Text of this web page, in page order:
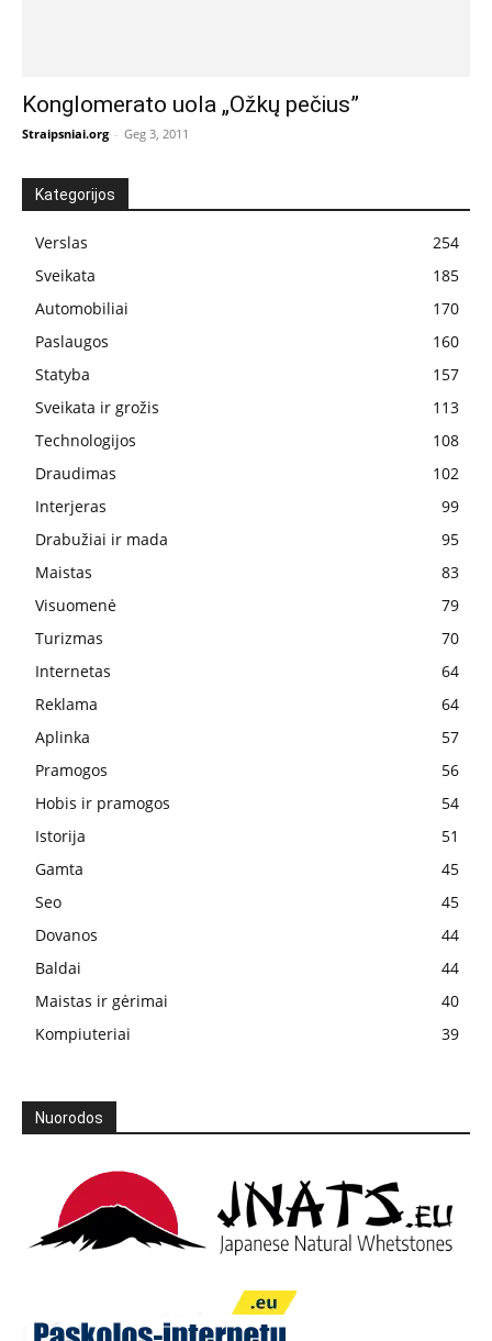
Konglomerato uola „Ožkų pečius”
Straipsniai.org - Geg 3, 2011
Kategorijos
Verslas
254
Sveikata
185
Automobiliai
170
Paslaugos
160
Statyba
157
Sveikata ir grožis
113
Technologijos
108
Draudimas
102
Interjeras
99
Drabužiai ir mada
95
Maistas
83
Visuomenė
79
Turizmas
70
Internetas
64
Reklama
64
Aplinka
57
Pramogos
56
Hobis ir pramogos
54
Istorija
51
Gamta
45
Seo
45
Dovanos
44
Baldai
44
Maistas ir gėrimai
40
Kompiuteriai
39
Nuorodos